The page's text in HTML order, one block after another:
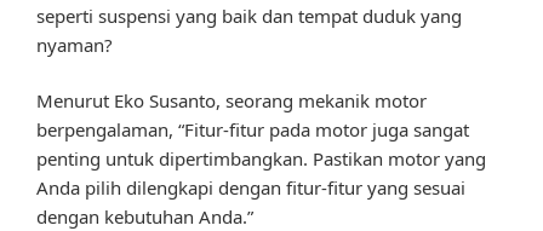
seperti suspensi yang baik dan tempat duduk yang
nyaman?
Menurut Eko Susanto, seorang mekanik motor
berpengalaman, “Fitur-fitur pada motor juga sangat
penting untuk dipertimbangkan. Pastikan motor yang
Anda pilih dilengkapi dengan fitur-fitur yang sesuai
dengan kebutuhan Anda.”